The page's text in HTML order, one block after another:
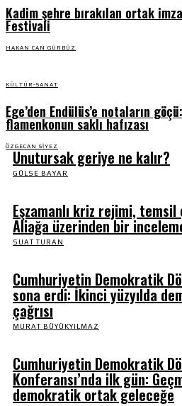
Kadim şehre bırakılan ortak
Festivali
HAKAN CAN GÜRBÜZ
KÜLTÜR-SANAT
Ege’den Endülüs’e notaların
flamenkonun saklı hafızası
ÖZGECAN SIYEZ
Unutursak geriye ne kalır?
GÜLSE BAYAR
Eşzamanlı kriz rejimi,
Aliağa üzerinden bir
SUAT TURAN
Cumhuriyetin Demokratik
sona erdi: İkinci yüzyılda
çağrısı
MURAT BÜYÜKYILMAZ
Cumhuriyetin Demokratik
Konferansı’nda ilk gün:
demokratik ortak geleceğe